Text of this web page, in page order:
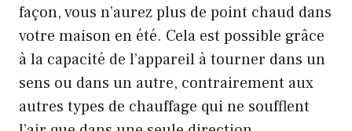
façon, vous n’aurez plus de point chaud dans
votre maison en été. Cela est possible grâce
à la capacité de l’appareil à tourner dans un
sens ou dans un autre, contrairement aux
autres types de chauffage qui ne soufflent